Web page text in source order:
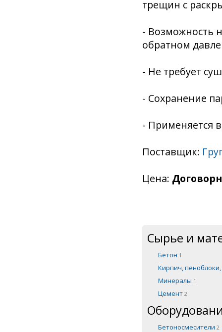
трещин с
- Возможность
обратном
- Не требует
- Сохранение
- Применяется
Поставщик:
Цена:
Сырье и
Бетон 1
Кирпич,
Минералы 1
Цемент 2
Бетоносмесители 2